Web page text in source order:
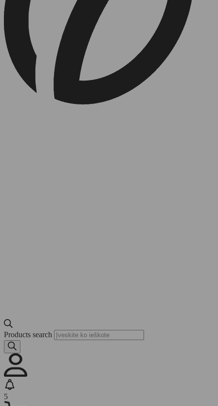
Products search
5